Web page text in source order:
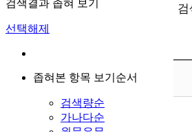
검색결과 좁혀 보기
선택해제
좁혀본 항목 보기순서
검색량순
가나다순
검